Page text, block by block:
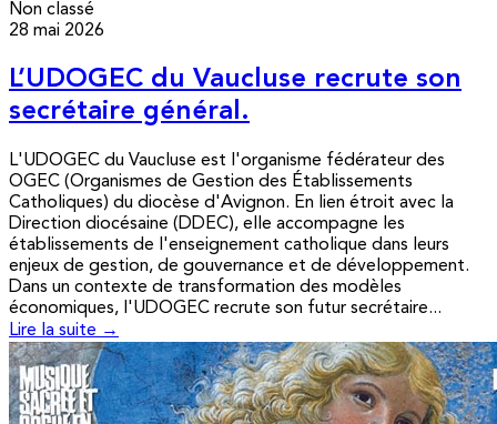
Non classé
28 mai 2026
L’UDOGEC du Vaucluse recrute son
secrétaire général.
L'UDOGEC du Vaucluse est l'organisme fédérateur des
OGEC (Organismes de Gestion des Établissements
Catholiques) du diocèse d'Avignon. En lien étroit avec la
Direction diocésaine (DDEC), elle accompagne les
établissements de l'enseignement catholique dans leurs
enjeux de gestion, de gouvernance et de développement.
Dans un contexte de transformation des modèles
économiques, l'UDOGEC recrute son futur secrétaire...
Lire la suite →